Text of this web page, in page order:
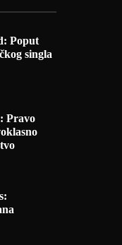
Poput
singla
Pravo